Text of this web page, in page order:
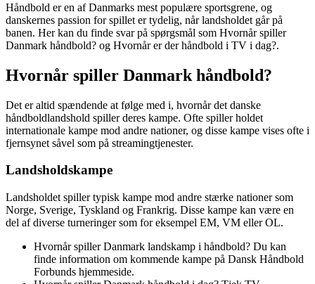
Håndbold er en af Danmarks mest populære sportsgrene, og
danskernes passion for spillet er tydelig, når landsholdet går på
banen. Her kan du finde svar på spørgsmål som Hvornår spiller
Danmark håndbold? og Hvornår er der håndbold i TV i dag?.
Hvornår spiller Danmark håndbold?
Det er altid spændende at følge med i, hvornår det danske
håndboldlandshold spiller deres kampe. Ofte spiller holdet
internationale kampe mod andre nationer, og disse kampe vises ofte i
fjernsynet såvel som på streamingtjenester.
Landsholdskampe
Landsholdet spiller typisk kampe mod andre stærke nationer som
Norge, Sverige, Tyskland og Frankrig. Disse kampe kan være en
del af diverse turneringer som for eksempel EM, VM eller OL.
Hvornår spiller Danmark landskamp i håndbold? Du kan
finde information om kommende kampe på Dansk Håndbold
Forbunds hjemmeside.